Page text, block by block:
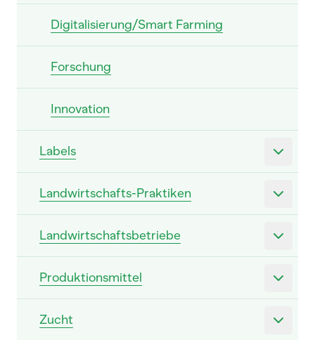
Digitalisierung/Smart Farming
Forschung
Innovation
Labels
Landwirtschafts-Praktiken
Landwirtschaftsbetriebe
Produktionsmittel
Zucht